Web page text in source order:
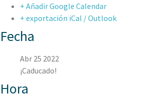
+ Añadir Google Calendar
+ exportación iCal / Outlook
Fecha
Abr 25 2022
¡Caducado!
Hora